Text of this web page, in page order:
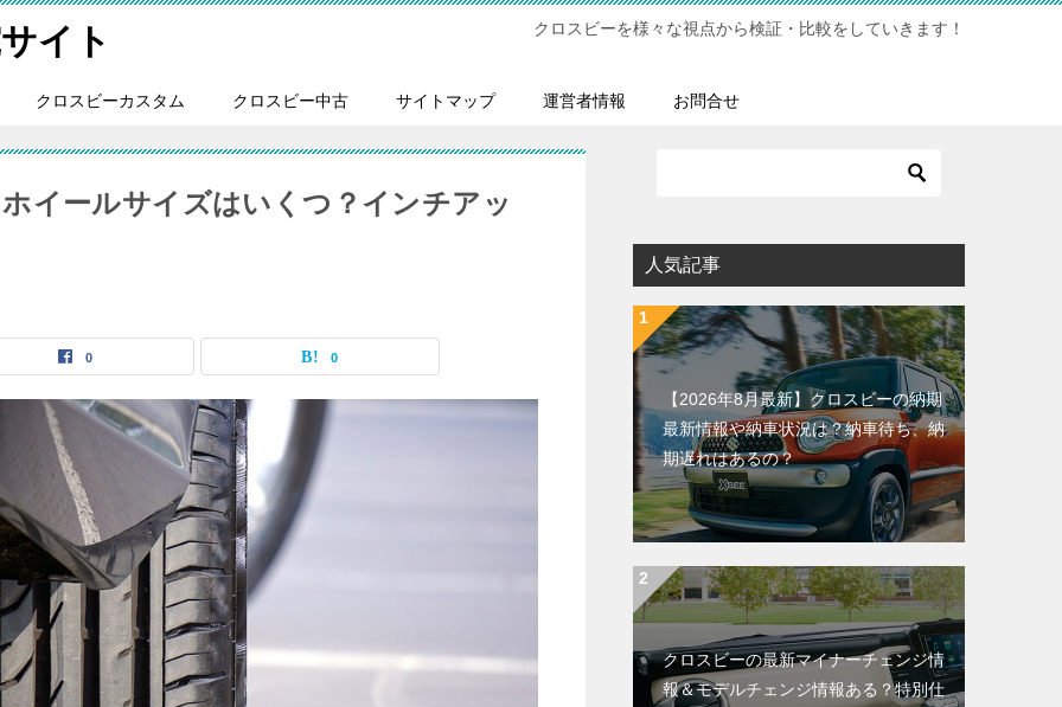
イト クロスビーを様々な視点から検証・比較をしていきます！
クロスビーカスタム クロスビー中古 サイトマップ 運営者情報 お問合せ
イールサイズはいくつ？インチアッ
0 0
人気記事
【2026年8月最新】クロスビーの納期
最新情報や納車状況は？納車待ち、納
期遅れはあるの？
クロスビーの最新マイナーチェンジ情
報＆モデルチェンジ情報ある？特別仕